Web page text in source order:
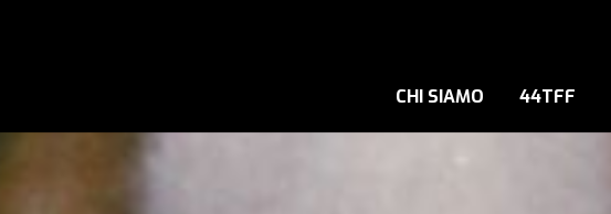
CHI SIAMO 44TFF